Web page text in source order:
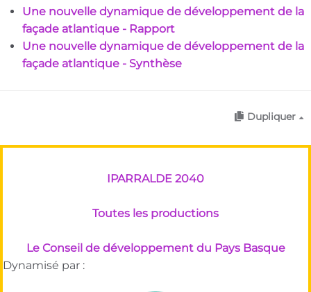
Une nouvelle dynamique de développement de la
façade atlantique - Rapport
Une nouvelle dynamique de développement de la
façade atlantique - Synthèse
Dupliquer
IPARRALDE 2040
Toutes les productions
Le Conseil de développement du Pays Basque
Dynamisé par :